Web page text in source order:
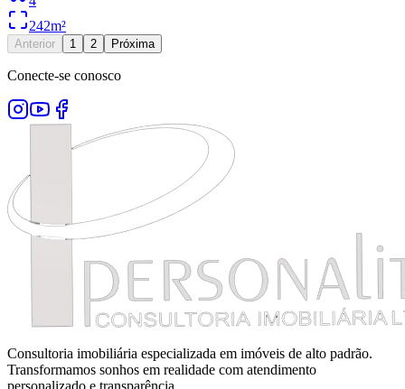
242m²
Anterior 1 2 Próxima
Conecte-se conosco
Consultoria imobiliária especializada em imóveis de alto padrão.
Transformamos sonhos em realidade com atendimento
personalizado e transparência.